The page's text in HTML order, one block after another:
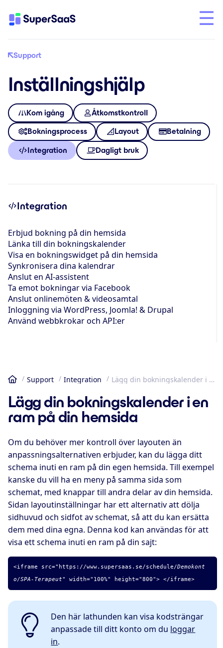
Support
Inställningshjälp
Kom igång Åtkomstkontroll
Bokningsprocess Layout Betalning
Integration Dagligt bruk
Integration
Erbjud bokning på din hemsida
Länka till din bokningskalender
Visa en bokningswidget på din hemsida
Synkronisera dina kalendrar
Anslut en AI-assistent
Ta emot bokningar via Facebook
Anslut onlinemöten & videosamtal
Inloggning via WordPress, Joomla! & Drupal
Använd webbkrokar och API:er
HemSupport Integration Lägg din bokningskalender i en ram på din hemsida
Lägg din bokningskalender i en
ram på din hemsida
Om du behöver mer kontroll över layouten än
anpassningsalternativen erbjuder, kan du lägga ditt
schema inuti en ram på din egen hemsida. Till exempel
kanske du vill ha en meny på samma sida som
schemat, med knappar till andra delar av din hemsida.
Sidan layoutinställningar har ett alternativ att dölja
sidhuvud och sidfot av schemat, så att du kan ersätta
dem med dina egna. Denna kod kan användas för att
visa ett schema inuti en ram på din sajt:
<iframe src=" https://www.supersaas.se/schedule/Demokont
o/SPA-Terapeut" width="100%" height="800"> </iframe>
Den här lathunden kan visa kodsträngar
anpassade till ditt konto om du loggar
in.